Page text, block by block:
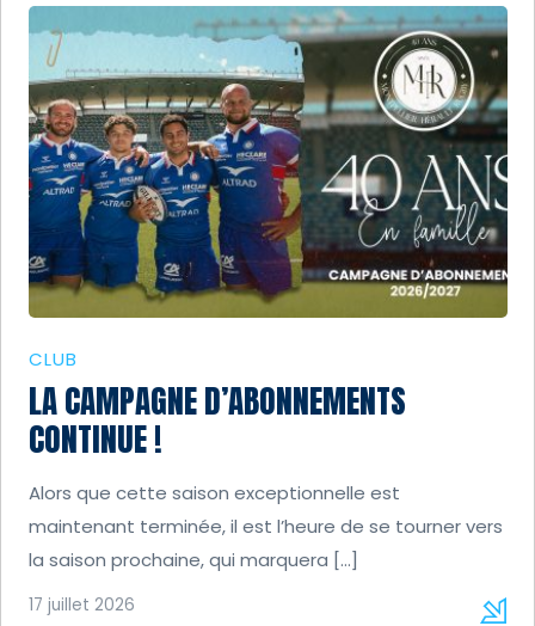
CLUB
LA CAMPAGNE D’ABONNEMENTS
CONTINUE !
Alors que cette saison exceptionnelle est
maintenant terminée, il est l’heure de se tourner vers
la saison prochaine, qui marquera […]
17 juillet 2026